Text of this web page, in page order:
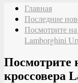
Главная
Последние
Посмотрите
Lamborghini
Посмотрите
кроссовера